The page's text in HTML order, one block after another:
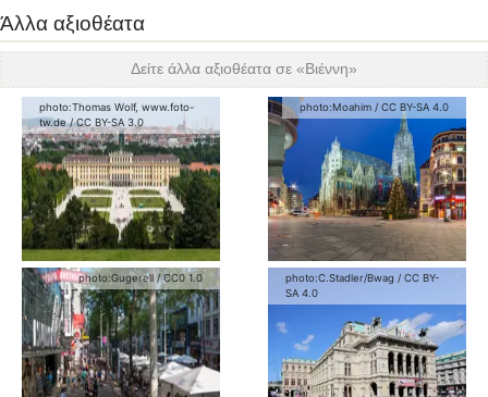
Άλλα αξιοθέατα
Δείτε άλλα αξιοθέατα σε «Βιέννη»
photo:Thomas Wolf, www.foto-
tw.de /CC BY-SA 3.0
photo:Moahim / CC BY-SA 4.0
photo:Gugerell /CC0 1.0 photo:C.Stadler/Bwag / CC BY-
SA 4.0